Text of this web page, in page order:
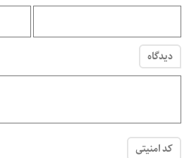
دیدگاه
کد امنیتی